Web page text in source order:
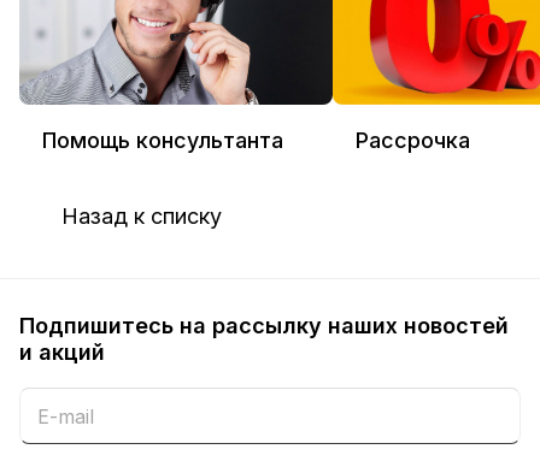
Помощь консультанта Рассрочка
Назад к списку
Подпишитесь на рассылку наших новостей
и акций